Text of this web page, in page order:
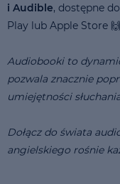
i Audible, dostępne
Play lub Apple Store 🙌
Audiobooki to
pozwala znacznie
umiejętności
Dołącz do świata
angielskiego rośnie